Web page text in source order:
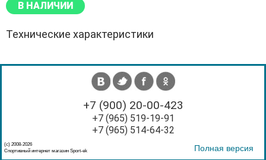
В НАЛИЧИИ
Технические характеристики
+7 (900) 20-00-423
+7 (965) 519-19-91
+7 (965) 514-64-32
(с) 2008-2026
Спортивный интернет магазин Sport-ek
Полная версия